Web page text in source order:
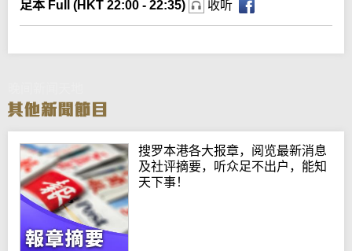
足本 Full (HKT 22:00 - 22:35) 收听
搜罗本港各大报章，阅览最新消息
及社评摘要，听众足不出户，能知
天下事！